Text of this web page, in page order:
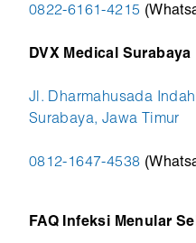
0822-6161-4215
DVX Medical Surabaya
Jl. Dharmahusada
Surabaya, Jawa Timur
0812-1647-4538
FAQ Infeksi Menular